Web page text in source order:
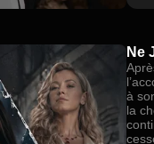
Ne
à
la